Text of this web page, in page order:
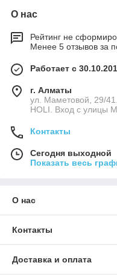
О нас
Рейтинг не
Менее 5 отзывов за
Работает с
г. Алматы
ул. Маметовой, 29/
HOLI. Вход с улицы
Контакты
Сегодня выходной
Показать весь
О нас
Контакты
Доставка и оплата